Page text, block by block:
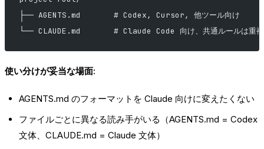
├── AGENTS.md       # Codex, Cursor, 他ツール向け
└── CLAUDE.md       # Claude Code 向け、共通ルールは重複
使い分けが妥当な場面:
AGENTS.md のフォーマットを Claude 向けに変えたくない
ファイルごとに異なる読み手がいる（AGENTS.md = Codex
文体、CLAUDE.md = Claude 文体）